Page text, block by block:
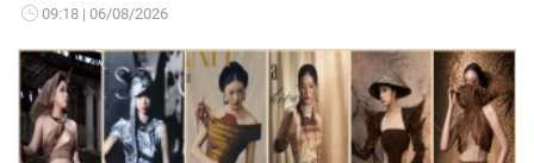
09:18 06/08/2026